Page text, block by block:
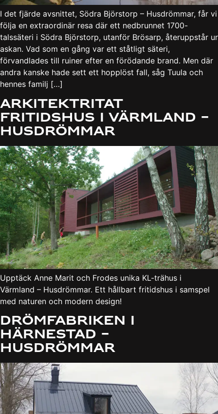
I det fjärde avsnittet, Södra Björstorp – Husdrömmar, får vi
följa en extraordinär resa där ett nedbrunnet 1700-
talssäteri i Södra Björstorp, utanför Brösarp, återuppstår ur
askan. Vad som en gång var ett ståtligt säteri,
förvandlades till ruiner efter en förödande brand. Men där
andra kanske hade sett ett hopplöst fall, såg Tuula och
hennes familj […]
Arkitektritat
fritidshus i Värmland –
Husdrömmar
Upptäck Anne Marit och Frodes unika KL-trähus i
Värmland – Husdrömmar. Ett hållbart fritidshus i samspel
med naturen och modern design!
Drömfabriken i
Härnestad –
Husdrömmar